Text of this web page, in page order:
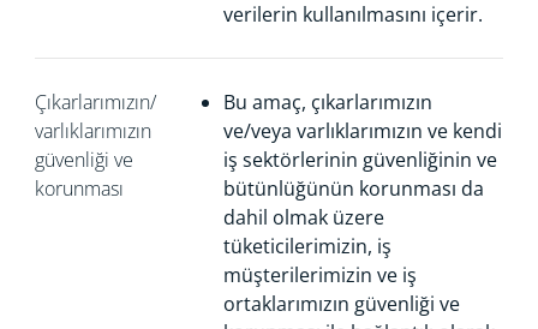
verilerin kullanılmasını içerir.
Çıkarlarımızın/
varlıklarımızın
güvenliği ve
korunması
Bu amaç, çıkarlarımızın
ve/veya varlıklarımızın ve kendi
iş sektörlerinin güvenliğinin ve
bütünlüğünün korunması da
dahil olmak üzere
tüketicilerimizin, iş
müşterilerimizin ve iş
ortaklarımızın güvenliği ve